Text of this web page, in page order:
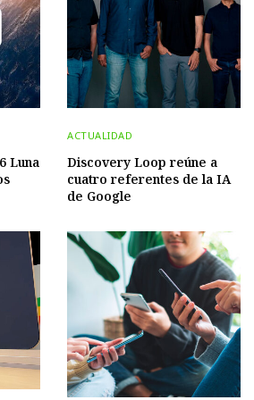
Luna
ACTUALIDAD
Discovery Loop reúne a
cuatro referentes de la IA
de Google